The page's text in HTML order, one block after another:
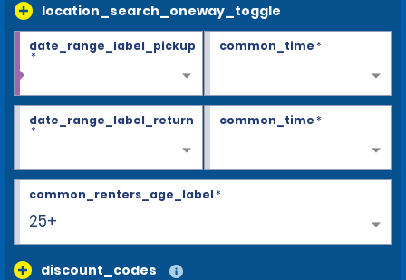
location_search_oneway_toggle
date_range_label_pickup
*
common_time*
date_range_label_return
*
common_time*
25+
common_renters_age_label*
discount_codes